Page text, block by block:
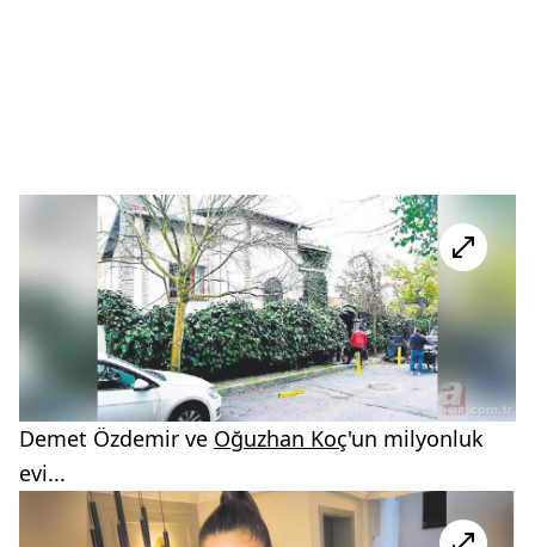
Demet Özdemir ve Oğuzhan Koç'un milyonluk
evi...